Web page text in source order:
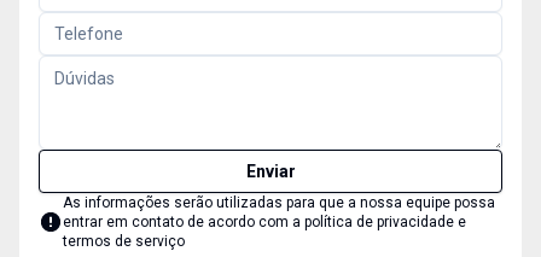
Enviar
As informações serão utilizadas para que a nossa equipe possa
entrar em contato de acordo com a política de privacidade e
termos de serviço